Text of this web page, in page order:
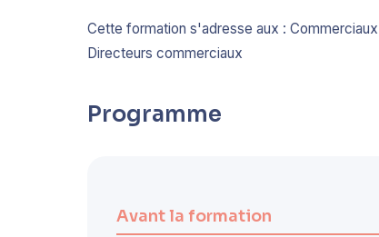
Cette formation s'adresse aux :
Directeurs commerciaux
Programme
Avant la formation